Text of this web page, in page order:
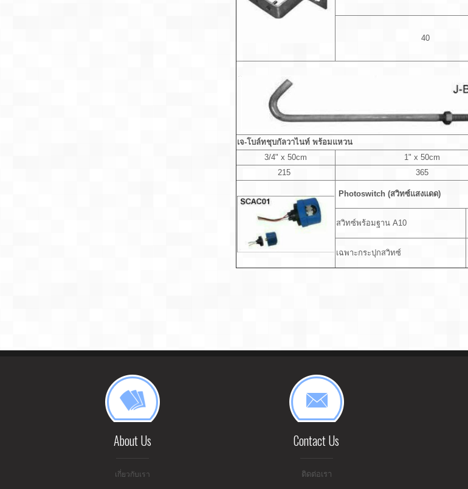
40
เจ-โบล์ทชุบกัลวาไนท์ พร้อมแหวน
3/4" x 50cm
1" x 50cm
215
365
Photoswitch (สวิทซ์แสงแดด)
สวิทซ์พร้อมฐาน A10
เฉพาะกระปุกสวิทซ์
About Us
เกี่ยวกับเรา
Contact Us
ติดต่อเรา